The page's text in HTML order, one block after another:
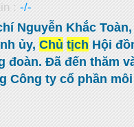
: -/-
Nguyễn Khắc
ủy, Chủ tịch Hội
đoàn. Đã đến thăm
Công ty cổ phần